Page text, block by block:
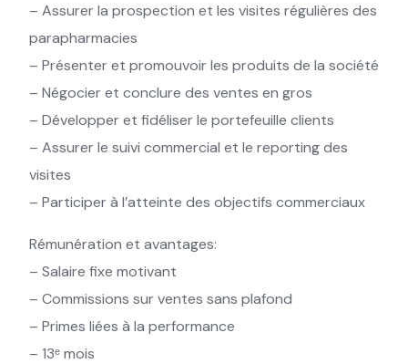
– Assurer la prospection et les visites régulières des
parapharmacies
– Présenter et promouvoir les produits de la société
– Négocier et conclure des ventes en gros
– Développer et fidéliser le portefeuille clients
– Assurer le suivi commercial et le reporting des
visites
– Participer à l’atteinte des objectifs commerciaux
Rémunération et avantages:
– Salaire fixe motivant
– Commissions sur ventes sans plafond
– Primes liées à la performance
– 13ᵉ mois